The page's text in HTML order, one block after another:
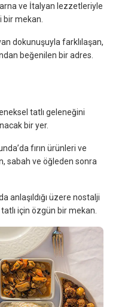
ve İtalyan lezzetleriyle
bir mekan.
dokunuşuyla farklılaşan,
beğenilen bir adres.
tatlı geleneğini
bir yer.
fırın ürünleri ve
sabah ve öğleden sonra
anlaşıldığı üzere nostalji
için özgün bir mekan.